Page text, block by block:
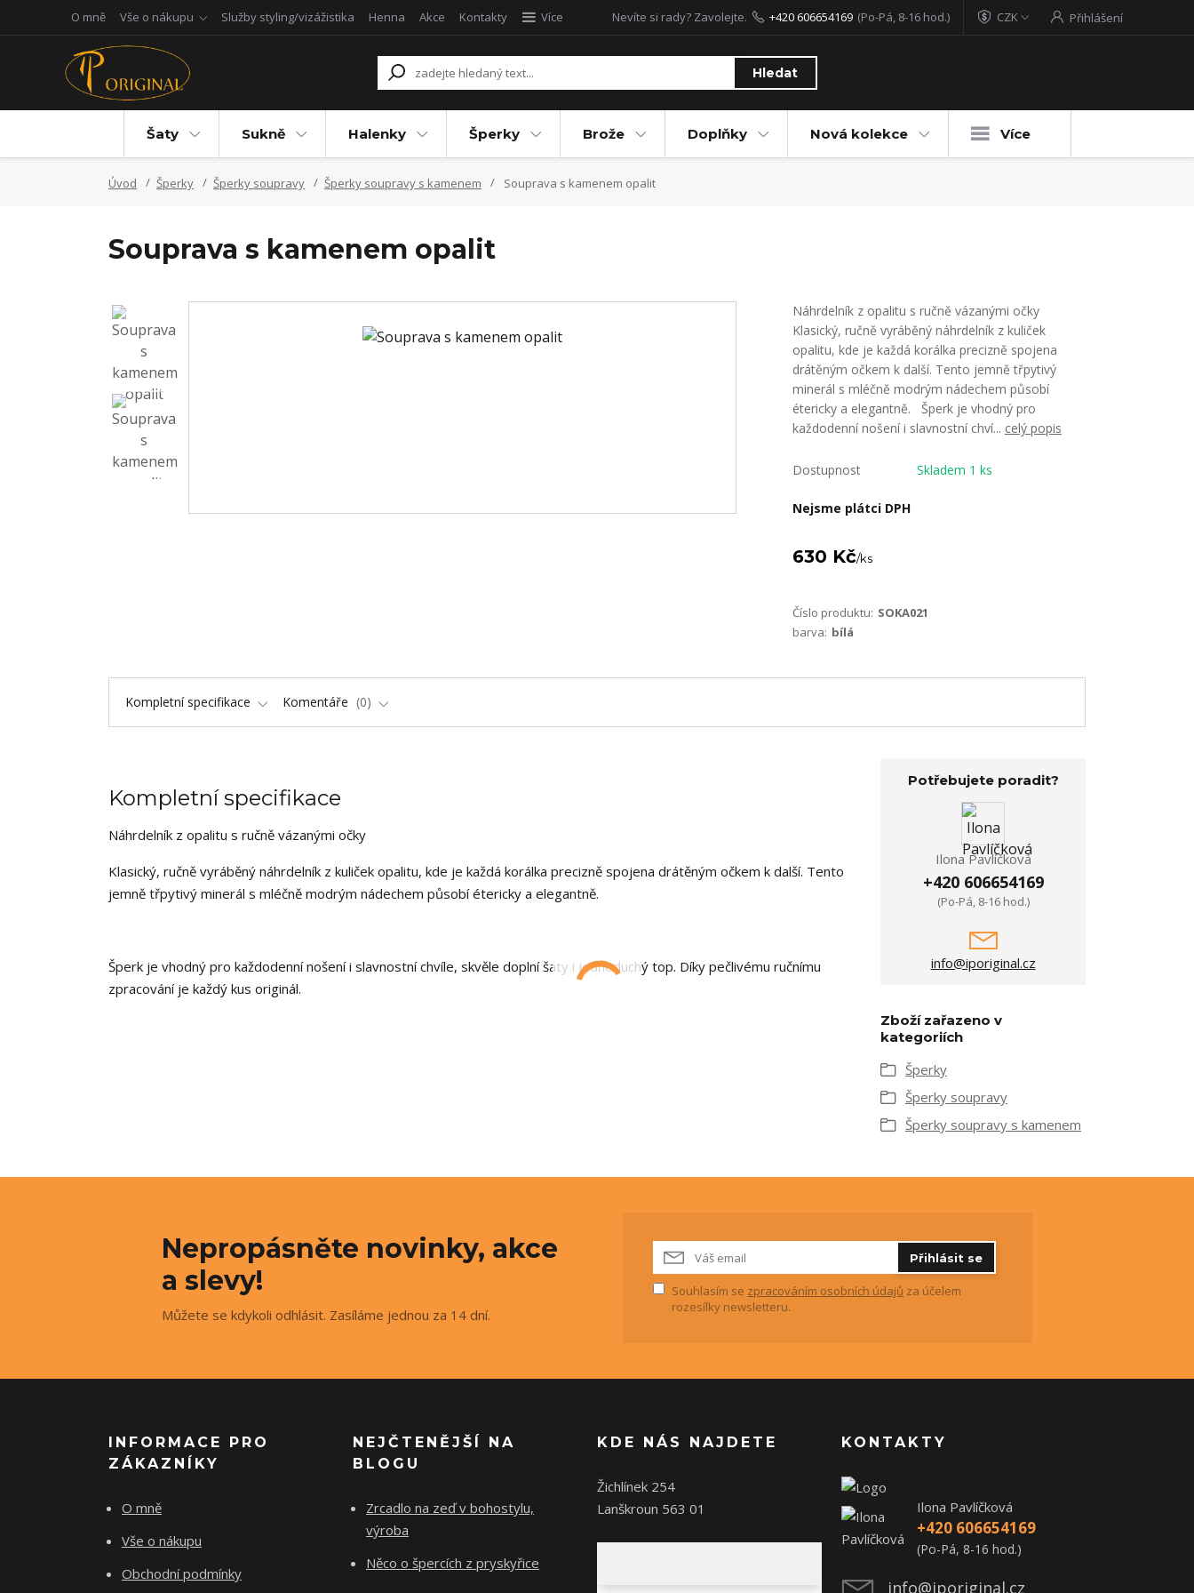
O mně Vše o nákupu Služby styling/vizážistika Henna Akce Kontakty Více CZK Přihlášení
Hledat
Nevíte si rady? Zavolejte. +420 606654169 (Po-Pá, 8-16 hod.)
Šaty Sukně Halenky Šperky Brože Doplňky Nová kolekce Více
Úvod Šperky Šperky soupravy Šperky soupravy s kamenem Souprava s kamenem opalit
Souprava s kamenem opalit
Náhrdelník z opalitu s ručně vázanými očky
Klasický, ručně vyráběný náhrdelník z kuliček
opalitu, kde je každá korálka precizně spojena
drátěným očkem k další. Tento jemně třpytivý
minerál s mléčně modrým nádechem působí
étericky a elegantně. Šperk je vhodný pro
každodenní nošení i slavnostní chví... celý popis
Dostupnost Skladem 1 ks
Nejsme plátci DPH
630 Kč/ks
Číslo produktu: SOKA021
barva: bílá
Kompletní specifikace Komentáře 0
Kompletní specifikace
Náhrdelník z opalitu s ručně vázanými očky
Klasický, ručně vyráběný náhrdelník z kuliček opalitu, kde je každá korálka precizně spojena drátěným očkem k další. Tento
jemně třpytivý minerál s mléčně modrým nádechem působí étericky a elegantně.
Šperk je vhodný pro každodenní nošení i slavnostní chvíle, skvěle doplní šaty i jednoduchý top. Díky pečlivému ručnímu
zpracování je každý kus originál.
Potřebujete poradit?
Ilona Pavlíčková
+420 606654169
(Po-Pá, 8-16 hod.)
info@iporiginal.cz
Zboží zařazeno v
kategoriích
Šperky
Šperky soupravy
Šperky soupravy s kamenem
Nepropásněte novinky, akce
a slevy!
Můžete se kdykoli odhlásit. Zasíláme jednou za 14 dní.
Přihlásit se
Souhlasím se zpracováním osobních údajů za účelem
rozesílky newsletteru.
INFORMACE PRO
ZÁKAZNÍKY
O mně
Vše o nákupu
Obchodní podmínky
NEJČTENĚJŠÍ NA
BLOGU
Zrcadlo na zeď v bohostylu,
výroba
Něco o špercích z pryskyřice
KDE NÁS NAJDETE
Žichlínek 254
Lanškroun 563 01
KONTAKTY
Ilona Pavlíčková
+420 606654169
(Po-Pá, 8-16 hod.)
info@iporiginal.cz